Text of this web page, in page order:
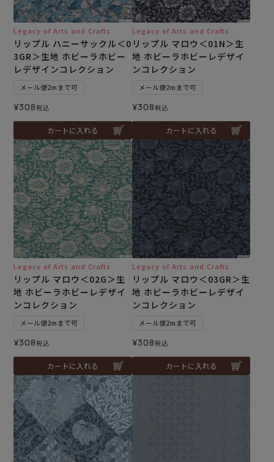
Legacy of Arts and Crafts
リップル ハニーサックル＜0
3GR＞生地 ホビーラホビー
レデザインコレクション
メール便2mまで可
¥308税込
カートに入れる
Legacy of Arts and Crafts
リップル マロウ＜01N＞生
地 ホビーラホビーレデザイ
ンコレクション
メール便2mまで可
¥308税込
カートに入れる
Legacy of Arts and Crafts
リップル マロウ＜02G＞生
地 ホビーラホビーレデザイ
ンコレクション
メール便2mまで可
¥308税込
カートに入れる
Legacy of Arts and Crafts
リップル マロウ＜03GR＞生
地 ホビーラホビーレデザイ
ンコレクション
メール便2mまで可
¥308税込
カートに入れる